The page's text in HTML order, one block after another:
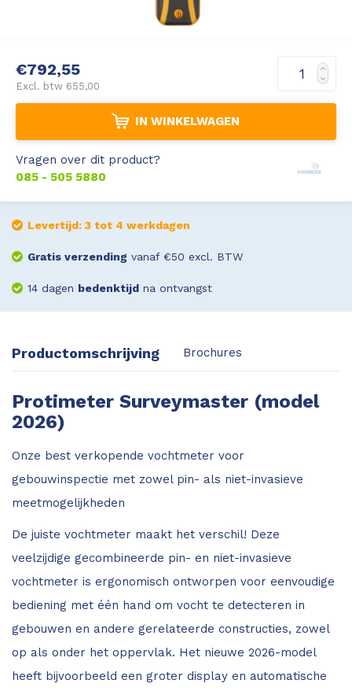
Leica DST360
DISTO Plan app
Hygrometers
Accessoires
€792,55
Excl. btw 655,00
IN WINKELWAGEN
Vragen over dit product?
085 - 505 5880
Levertijd: 3 tot 4 werkdagen
Gratis verzending vanaf €50 excl. BTW
14 dagen bedenktijdna ontvangst
Productomschrijving Brochures
Protimeter Surveymaster (model
2026)
Onze best verkopende vochtmeter voor
gebouwinspectie met zowel pin- als niet-invasieve
meetmogelijkheden
De juiste vochtmeter maakt het verschil! Deze
veelzijdige gecombineerde pin- en niet-invasieve
vochtmeter is ergonomisch ontworpen voor eenvoudige
bediening met één hand om vocht te detecteren in
gebouwen en andere gerelateerde constructies, zowel
op als onder het oppervlak. Het nieuwe 2026-model
heeft bijvoorbeeld een groter display en automatische